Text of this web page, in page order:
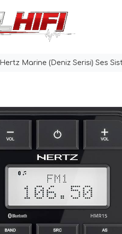
Hertz Marine (Deniz Serisi) Ses